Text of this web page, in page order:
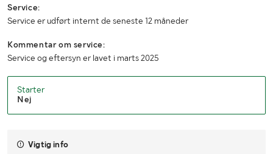
Service:
Service er udført internt de seneste 12 måneder
Kommentar om service:
Service og eftersyn er lavet i marts 2025
Starter
Nej
Vigtig info